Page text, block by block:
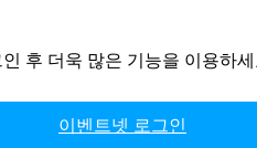
인 후 더욱 많은 기능을 이용하
이벤트넷 로그인